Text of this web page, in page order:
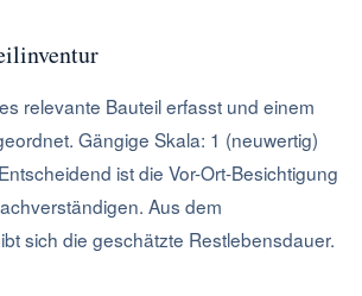
relevante Bauteil erfasst und einem
Gängige Skala: 1 (neuwertig)
ist die Vor-Ort-Besichtigung
Aus dem
sich die geschätzte Restlebensdauer.